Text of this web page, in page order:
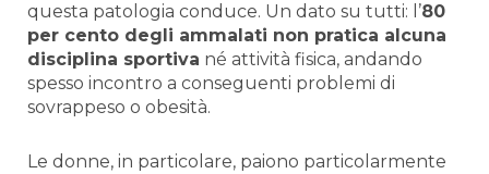
questa patologia conduce. Un dato su tutti: l’80
per cento degli ammalati non pratica alcuna
disciplina sportiva né attività fisica, andando
spesso incontro a conseguenti problemi di
sovrappeso o obesità.
Le donne, in particolare, paiono particolarmente